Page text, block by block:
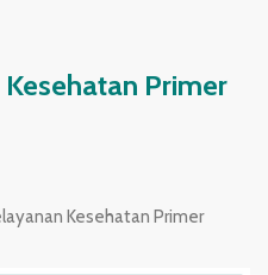
Primer
Kesehatan Primer